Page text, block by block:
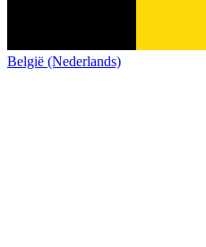
België (Nederlands)